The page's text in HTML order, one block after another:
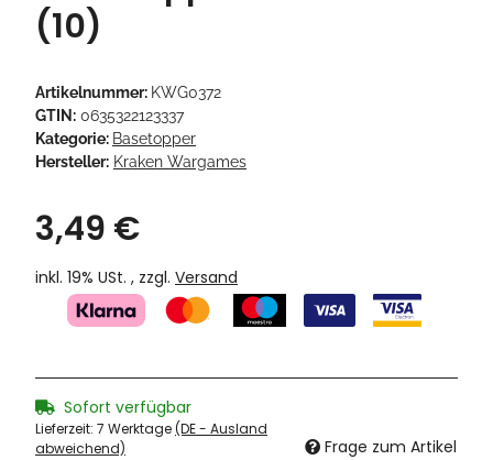
(10)
Artikelnummer: KWG0372
GTIN: 0635322123337
Kategorie: Basetopper
Hersteller: Kraken Wargames
3,49 €
inkl. 19% USt. , zzgl. Versand
Sofort verfügbar
Lieferzeit: 7 Werktage(DE - Ausland
abweichend)
Frage zum Artikel